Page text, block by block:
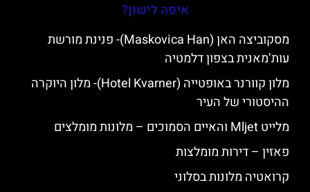
איפה לישון?
מסקוביצה האן (Maskovica Han)- פנינת מורשת
עות’מאנית בצפון דלמטיה
מלון קוורנר באופטייה (Hotel Kvarner)- מלון היוקרה
ההיסטורי של העיר
מלייט Mljet והאיים הסמוכים – מלונות מומלצים
פאזין – דירות מומלצות
קרואטיה מלונות בסלוני